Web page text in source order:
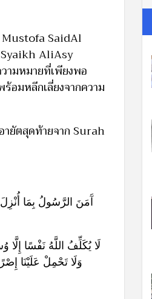
SaidAl
AliAsy
มหมายที่เพียงพอ
อมหลีกเลี่ยงจากความ
ายัตสุดท้ายจาก Surah
آَمَنَ الرَّسُولُ بِمَا
لَا يُكَلِّفُ اللَّهُ نَفْسًا إِلَّا
وَلَا تَحْمِلْ عَلَيْنَا